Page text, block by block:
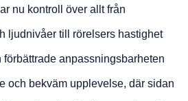
nu kontroll över allt från
ljudnivåer till rörelsers hastighet
anpassningsbarheten
och bekväm upplevelse, där sidan